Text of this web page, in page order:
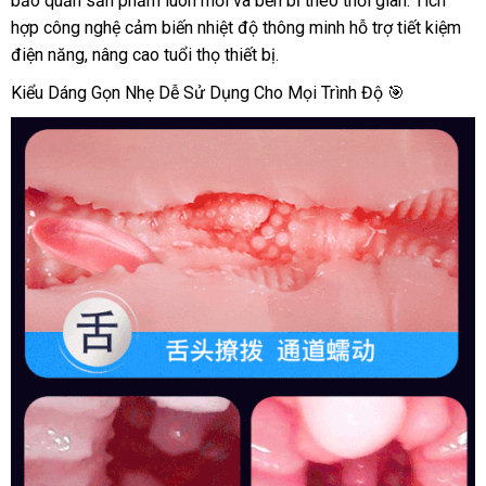
2
đầu
cấp
rung
nhẹ
nhiệt
kích
thích
mạnh
hợp công nghệ cảm biến nhiệt độ thông minh hỗ trợ tiết kiệm
điện năng, nâng cao tuổi thọ thiết bị.
Kiểu Dáng Gọn Nhẹ Dễ Sử Dụng Cho Mọi Trình Độ 🎯